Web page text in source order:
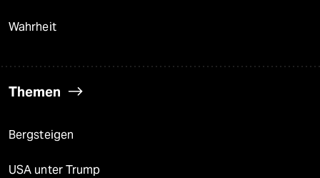
Wahrheit
Themen
Bergsteigen
USA unter Trump